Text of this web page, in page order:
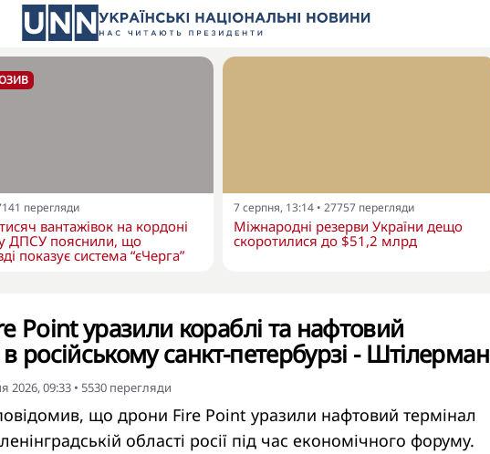
перегляди
вантажівок на кордоні
ДПСУ пояснили, що
показує система “єЧерга”
7 серпня, 13:14 • 27757 перегляди
Міжнародні резерви України дещо
скоротилися до $51,2 млрд
Point уразили кораблі та нафтовий
російському санкт-петербурзі - Штілерман
2026, 09:33 • 5530 перегляди
що дрони Fire Point уразили нафтовий термінал
області росії під час економічного форуму.